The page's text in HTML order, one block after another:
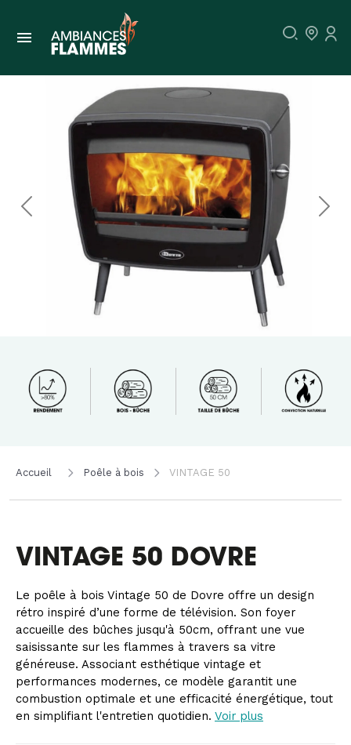
Accueil Poêle à bois VINTAGE 50
VINTAGE 50 DOVRE
Le poêle à bois Vintage 50 de Dovre offre un design
rétro inspiré d’une forme de télévision. Son foyer
accueille des bûches jusqu'à 50cm, offrant une vue
saisissante sur les flammes à travers sa vitre
généreuse. Associant esthétique vintage et
performances modernes, ce modèle garantit une
combustion optimale et une efficacité énergétique, tout
en simplifiant l'entretien quotidien. Voir plus